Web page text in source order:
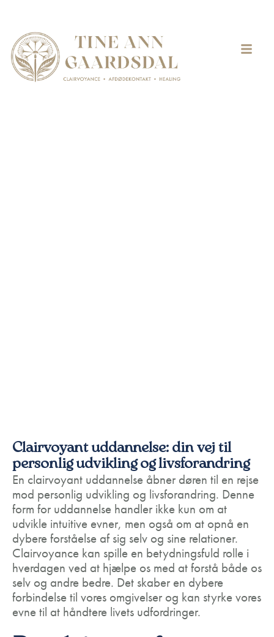
Clairvoyant uddannelse: din vej til
personlig udvikling og livsforandring
En clairvoyant uddannelse åbner døren til en rejse
mod personlig udvikling og livsforandring. Denne
form for uddannelse handler ikke kun om at
udvikle intuitive evner, men også om at opnå en
dybere forståelse af sig selv og sine relationer.
Clairvoyance kan spille en betydningsfuld rolle i
hverdagen ved at hjælpe os med at forstå både os
selv og andre bedre. Det skaber en dybere
forbindelse til vores omgivelser og kan styrke vores
evne til at håndtere livets udfordringer.